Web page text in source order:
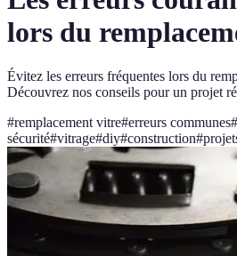
lors du
Évitez les erreurs fréquentes lors du
Découvrez nos conseils pour un projet
#remplacement vitre#erreurs communes#
sécurité#vitrage#diy#construction#